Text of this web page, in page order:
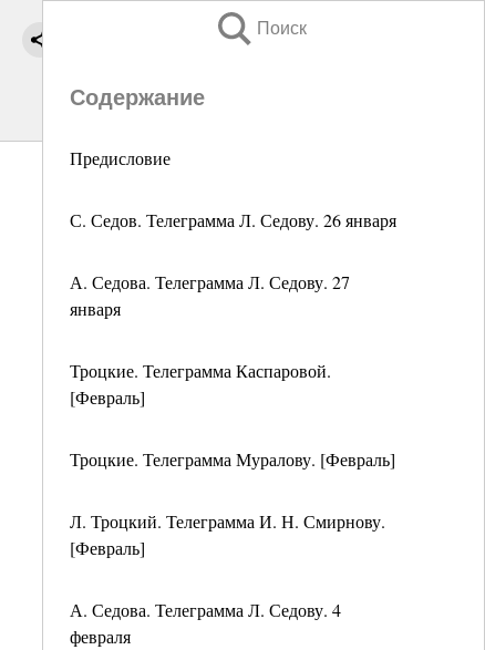
Поиск
Содержание
Предисловие
С. Седов. Телеграмма Л. Седову. 26 января
А. Седова. Телеграмма Л. Седову. 27
января
Троцкие. Телеграмма Каспаровой.
[Февраль]
Троцкие. Телеграмма Муралову. [Февраль]
Л. Троцкий. Телеграмма И. Н. Смирнову.
[Февраль]
А. Седова. Телеграмма Л. Седову. 4
февраля